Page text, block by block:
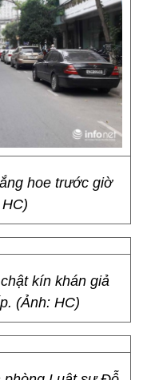
hoe trước giờ
kín khán giả
(Ảnh: HC)